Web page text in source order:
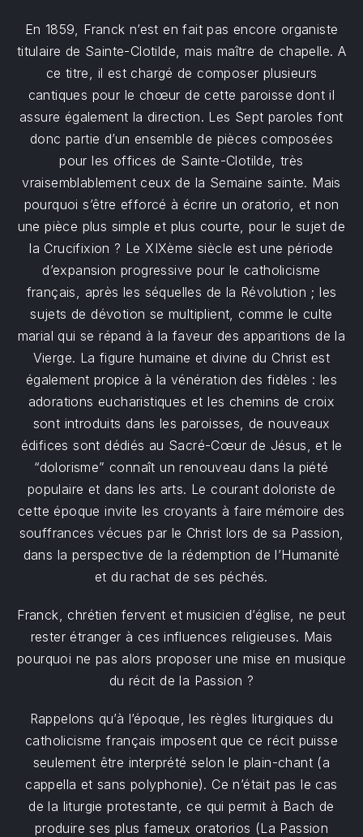
En 1859, Franck n’est en fait pas encore organiste
titulaire de Sainte-Clotilde, mais maître de chapelle. A
ce titre, il est chargé de composer plusieurs
cantiques pour le chœur de cette paroisse dont il
assure également la direction. Les Sept paroles font
donc partie d’un ensemble de pièces composées
pour les offices de Sainte-Clotilde, très
vraisemblablement ceux de la Semaine sainte. Mais
pourquoi s’être efforcé à écrire un oratorio, et non
une pièce plus simple et plus courte, pour le sujet de
la Crucifixion ? Le XIXème siècle est une période
d’expansion progressive pour le catholicisme
français, après les séquelles de la Révolution ; les
sujets de dévotion se multiplient, comme le culte
marial qui se répand à la faveur des apparitions de la
Vierge. La figure humaine et divine du Christ est
également propice à la vénération des fidèles : les
adorations eucharistiques et les chemins de croix
sont introduits dans les paroisses, de nouveaux
édifices sont dédiés au Sacré-Cœur de Jésus, et le
“dolorisme” connaît un renouveau dans la piété
populaire et dans les arts. Le courant doloriste de
cette époque invite les croyants à faire mémoire des
souffrances vécues par le Christ lors de sa Passion,
dans la perspective de la rédemption de l’Humanité
et du rachat de ses péchés.
Franck, chrétien fervent et musicien d’église, ne peut
rester étranger à ces influences religieuses. Mais
pourquoi ne pas alors proposer une mise en musique
du récit de la Passion ?
Rappelons qu’à l’époque, les règles liturgiques du
catholicisme français imposent que ce récit puisse
seulement être interprété selon le plain-chant (a
cappella et sans polyphonie). Ce n’était pas le cas
de la liturgie protestante, ce qui permit à Bach de
produire ses plus fameux oratorios (La Passion